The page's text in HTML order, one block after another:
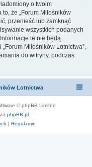
o twoim
że „Forum Miłośników
przenieść lub zamknąć
wszystkich podanych
te nie będą
Miłośników Lotnictwa”,
do witryny, podczas
Lotnictwa
© phpBB Limited
phpBB.pl
| Regulamin